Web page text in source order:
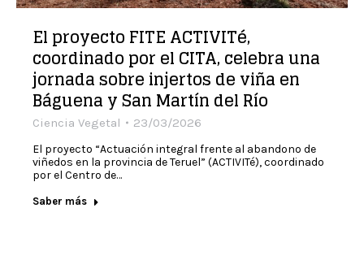
El proyecto FITE ACTIVITé,
coordinado por el CITA, celebra una
jornada sobre injertos de viña en
Báguena y San Martín del Río
Ciencia Vegetal 23/03/2026
El proyecto “Actuación integral frente al abandono de
viñedos en la provincia de Teruel” (ACTIVITé), coordinado
por el Centro de…
Saber más